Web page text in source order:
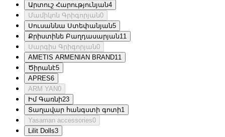
Արտուշ Հարությունյան4
Մամիկոն Գրիգորյան0
Սուսաննա Ստեփանյան5
Քրիստինե Բաղդասարյան11
Սարգիս Գրիգորյան0
AMETIS ARMENIAN BRAND11
Ծիրանէ5
APRES6
ARM YAN0
Իմ Գառնի23
Տաղավար հանգստի գոտի1
Yasaman accessories0
Lilit Dolls3